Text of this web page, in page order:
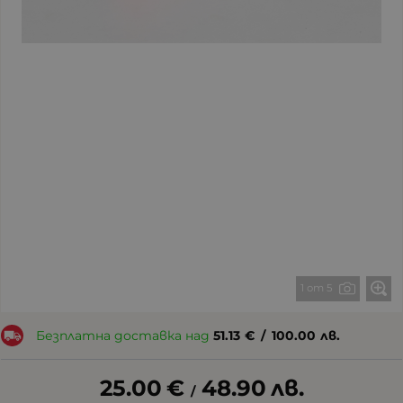
1 от 5
Безплатна доставка над 51.13 € / 100.00 лв.
25.00 € / 48.90 лв.